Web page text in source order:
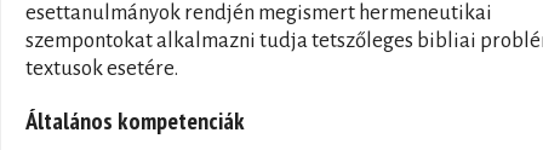
esettanulmányok rendjén megismert hermeneutikai
szempontokat alkalmazni tudja tetszőleges bibliai
textusok esetére.
Általános kompetenciák